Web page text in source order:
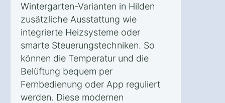
Wintergarten-Varianten in Hilden
zusätzliche Ausstattung wie
integrierte Heizsysteme oder
smarte Steuerungstechniken. So
können die Temperatur und die
Belüftung bequem per
Fernbedienung oder App reguliert
werden. Diese modernen